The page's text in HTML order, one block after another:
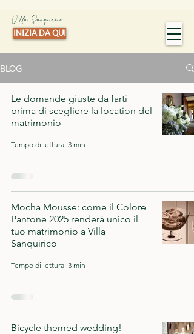
Villa Sanquirico
INIZIA DA QUI
BLOG
Le domande giuste da farti
prima di scegliere la location del
matrimonio
Tempo di lettura: 3 min
Mocha Mousse: come il Colore
Pantone 2025 renderà unico il
tuo matrimonio a Villa
Sanquirico
Tempo di lettura: 3 min
Bicycle themed wedding!